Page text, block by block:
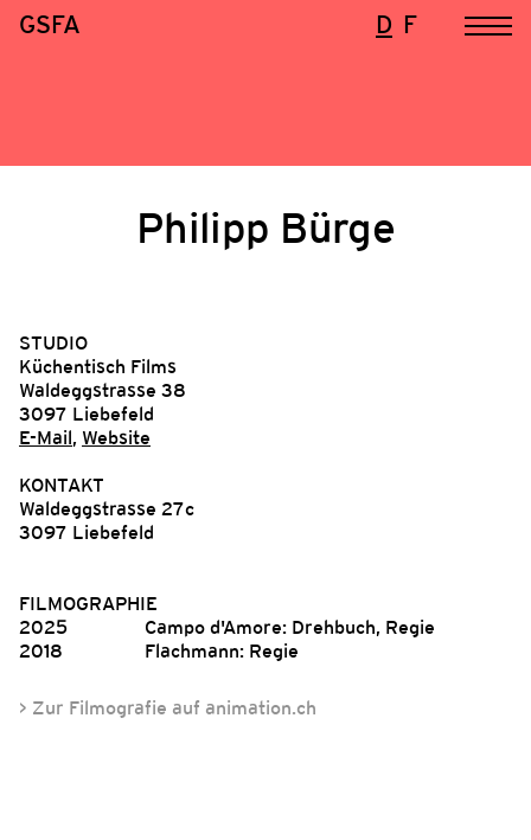
GSFA D F
Philipp Bürge
STUDIO
Küchentisch Films
Waldeggstrasse 38
3097 Liebefeld
E-Mail, Website
KONTAKT
Waldeggstrasse 27c
3097 Liebefeld
FILMOGRAPHIE
2025
Campo d'Amore: Drehbuch, Regie
2018
Flachmann: Regie
> Zur Filmografie auf animation.ch